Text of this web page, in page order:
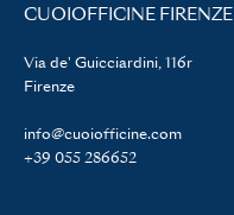
CUOIOFFICINE FIRENZE
Via de' Guicciardini, 116r
Firenze
info@cuoiofficine.com
+39 055 286652